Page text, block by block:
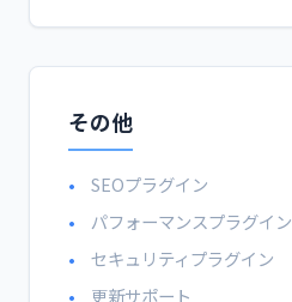
その他
SEOプラグイン
パフォーマンスプラグイン
セキュリティプラグイン
更新サポート